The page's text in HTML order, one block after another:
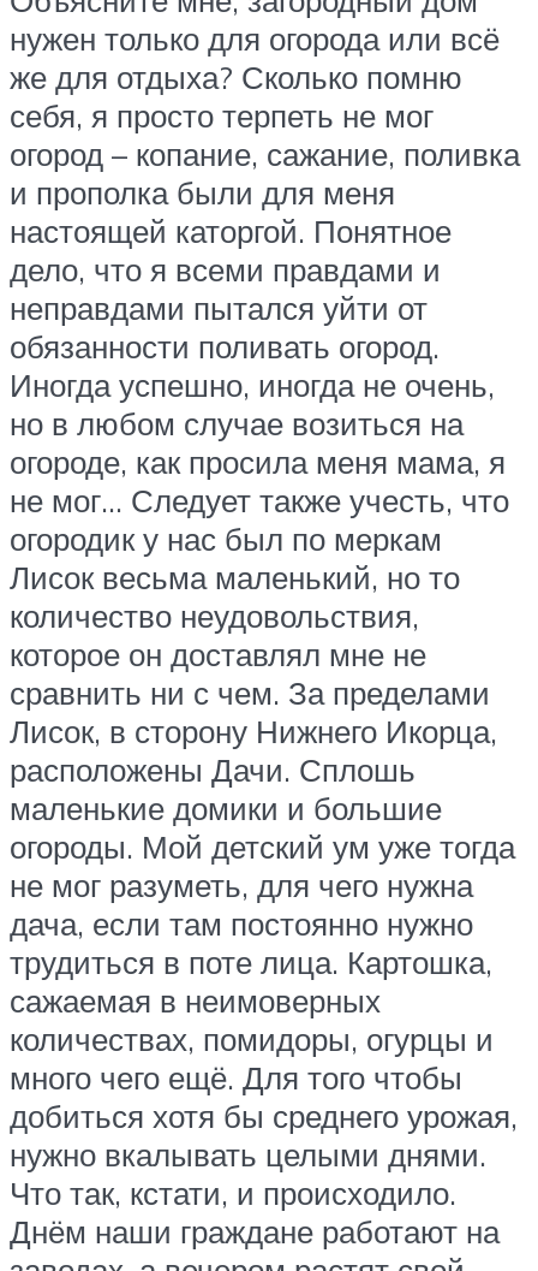
нужен только для огорода или всё
же для отдыха? Сколько помню
себя, я просто терпеть не мог
огород – копание, сажание, поливка
и прополка были для меня
настоящей каторгой. Понятное
дело, что я всеми правдами и
неправдами пытался уйти от
обязанности поливать огород.
Иногда успешно, иногда не очень,
но в любом случае возиться на
огороде, как просила меня мама, я
не мог… Следует также учесть, что
огородик у нас был по меркам
Лисок весьма маленький, но то
количество неудовольствия,
которое он доставлял мне не
сравнить ни с чем. За пределами
Лисок, в сторону Нижнего Икорца,
расположены Дачи. Сплошь
маленькие домики и большие
огороды. Мой детский ум уже тогда
не мог разуметь, для чего нужна
дача, если там постоянно нужно
трудиться в поте лица. Картошка,
сажаемая в неимоверных
количествах, помидоры, огурцы и
много чего ещё. Для того чтобы
добиться хотя бы среднего урожая,
нужно вкалывать целыми днями.
Что так, кстати, и происходило.
Днём наши граждане работают на